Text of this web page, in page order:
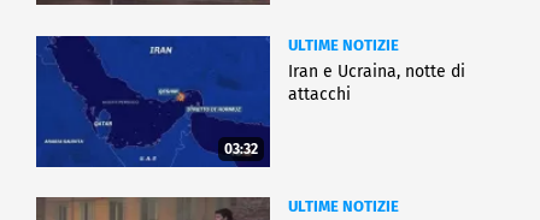
03:32
ULTIME NOTIZIE
Iran e Ucraina, notte di
attacchi
ULTIME NOTIZIE